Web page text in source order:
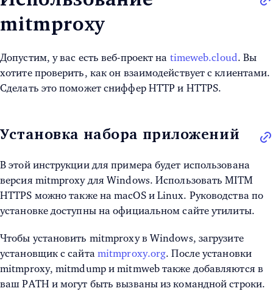
mitmproxy
Допустим, у вас есть веб-проект на timeweb.cloud. Вы
хотите проверить, как он взаимодействует с клиентами.
Сделать это поможет сниффер HTTP и HTTPS.
Установка набора приложений
В этой инструкции для примера будет использована
версия mitmproxy для Windows. Использовать MITM
HTTPS можно также на macOS и Linux. Руководства по
установке доступны на официальном сайте утилиты.
Чтобы установить mitmproxy в Windows, загрузите
установщик с сайта mitmproxy.org. После установки
mitmproxy, mitmdump и mitmweb также добавляются в
ваш PATH и могут быть вызваны из командной строки.